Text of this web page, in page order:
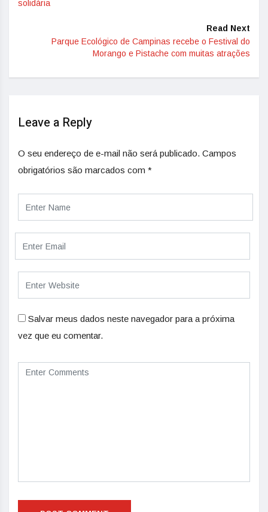
solidária
Read Next
Parque Ecológico de Campinas recebe o Festival do
Morango e Pistache com muitas atrações
Leave a Reply
O seu endereço de e-mail não será publicado. Campos
obrigatórios são marcados com *
Salvar meus dados neste navegador para a próxima
vez que eu comentar.